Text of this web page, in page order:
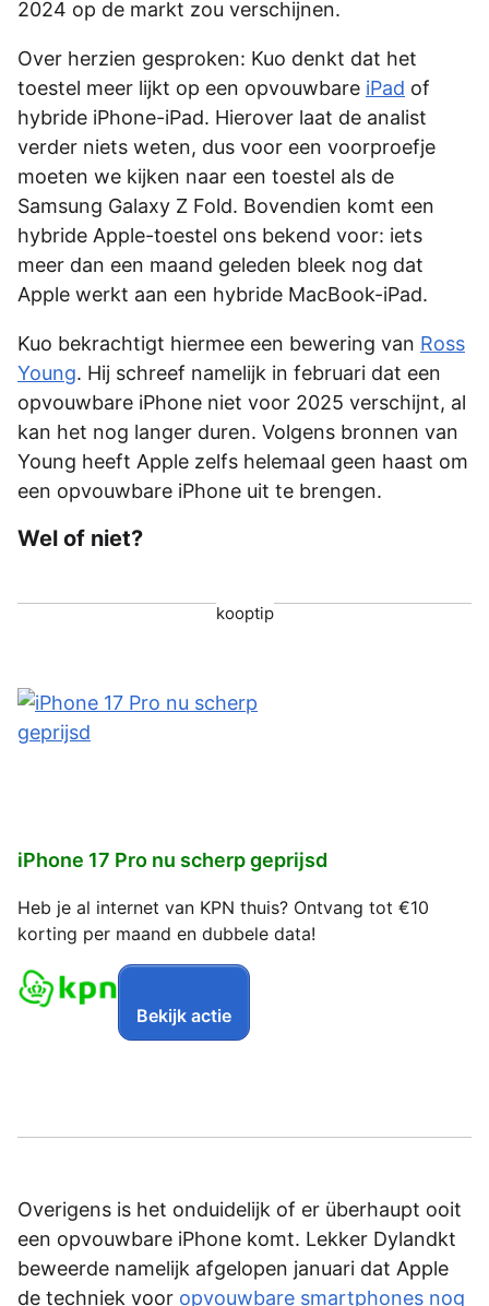
2024 op de markt zou verschijnen.
Over herzien gesproken: Kuo denkt dat het
toestel meer lijkt op een opvouwbare iPad of
hybride iPhone-iPad. Hierover laat de analist
verder niets weten, dus voor een voorproefje
moeten we kijken naar een toestel als de
Samsung Galaxy Z Fold. Bovendien komt een
hybride Apple-toestel ons bekend voor: iets
meer dan een maand geleden bleek nog dat
Apple werkt aan een hybride MacBook-iPad.
Kuo bekrachtigt hiermee een bewering van Ross
Young. Hij schreef namelijk in februari dat een
opvouwbare iPhone niet voor 2025 verschijnt, al
kan het nog langer duren. Volgens bronnen van
Young heeft Apple zelfs helemaal geen haast om
een opvouwbare iPhone uit te brengen.
Wel of niet?
kooptip
iPhone 17 Pro nu scherp geprijsd
Heb je al internet van KPN thuis? Ontvang tot €10
korting per maand en dubbele data!
Bekijk actie
Overigens is het onduidelijk of er überhaupt ooit
een opvouwbare iPhone komt. Lekker Dylandkt
beweerde namelijk afgelopen januari dat Apple
de techniek voor opvouwbare smartphones nog